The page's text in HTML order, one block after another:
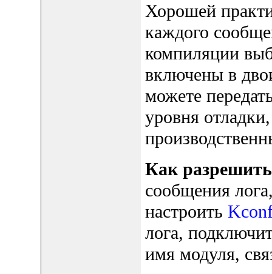
Хорошей
каждого
компиляции
включены в
можете
уровня
Как
сообщения
настроить
лога,
имя модуля,